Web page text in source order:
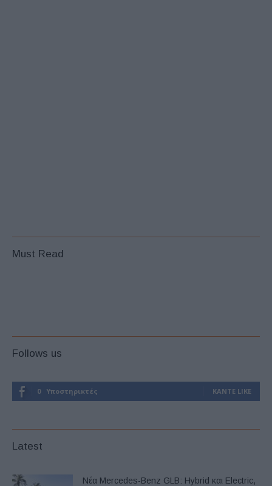
Must Read
Follows us
0 Υποστηρικτές ΚΆΝΤΕ LIKE
Latest
Νέα Mercedes-Benz GLB: Hybrid και Electric,